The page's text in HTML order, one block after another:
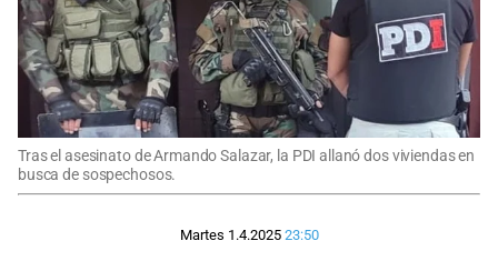
Tras el asesinato de Armando Salazar, la PDI allanó dos viviendas en
busca de sospechosos.
Martes 1.4.2025 23:50